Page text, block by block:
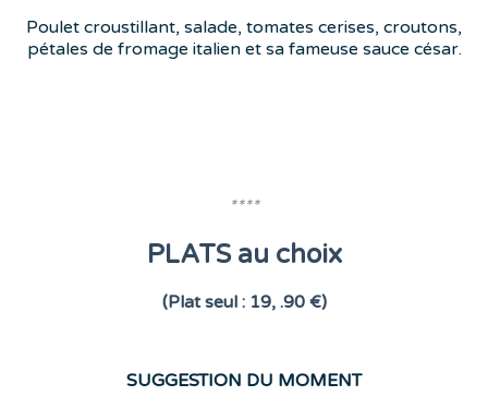
Poulet croustillant, salade, tomates cerises, croutons,
pétales de fromage italien et sa fameuse sauce césar.
****
PLATS au choix
(Plat seul : 19, .90 €)
SUGGESTION DU MOMENT